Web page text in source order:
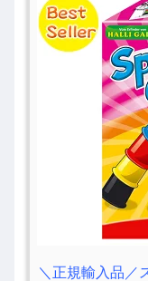
＼正規輸入品／